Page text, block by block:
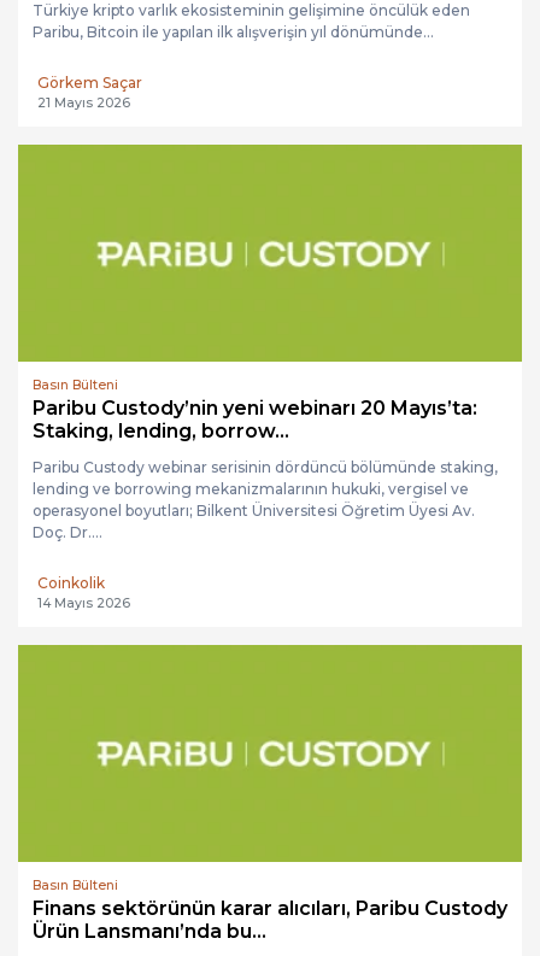
Türkiye kripto varlık ekosisteminin gelişimine öncülük eden
Paribu, Bitcoin ile yapılan ilk alışverişin yıl dönümünde...
Görkem Saçar
21 Mayıs 2026
Basın Bülteni
Paribu Custody’nin yeni webinarı 20 Mayıs’ta:
Staking, lending, borrow...
Paribu Custody webinar serisinin dördüncü bölümünde staking,
lending ve borrowing mekanizmalarının hukuki, vergisel ve
operasyonel boyutları; Bilkent Üniversitesi Öğretim Üyesi Av.
Doç. Dr....
Coinkolik
14 Mayıs 2026
Basın Bülteni
Finans sektörünün karar alıcıları, Paribu Custody
Ürün Lansmanı’nda bu...